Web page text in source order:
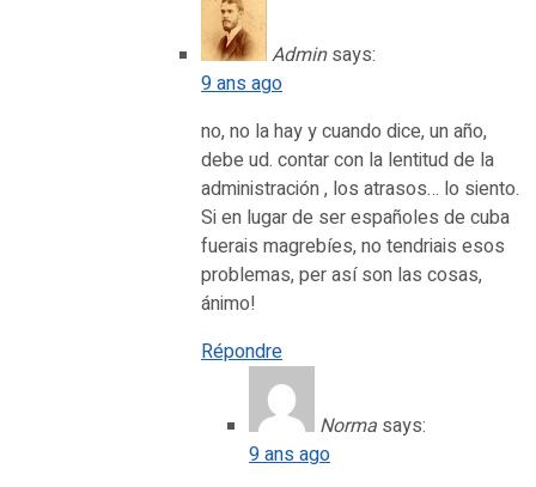
Admin says:
9 ans ago
no, no la hay y cuando dice, un año,
debe ud. contar con la lentitud de la
administración , los atrasos… lo siento.
Si en lugar de ser españoles de cuba
fuerais magrebíes, no tendriais esos
problemas, per así son las cosas,
ánimo!
Répondre
Norma says:
9 ans ago